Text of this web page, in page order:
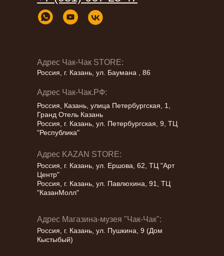
Республика
Телефон:+7 (951) 067-25-47
"КазанМолл"
Телефон:+7 (951) 067-25-47
Кыстыбый)
Республика (вход с улицы)
Россия, г. Казань, ул. Баумана , 86
Адрес Чак-Чак STORE:
Россия, Казань, улица Петербургская, 1,
Гранд Отель Казань
Россия, г. Казань, ул. Петербургская, 9, ТЦ
"Республика"
Адрес Чак-Чак.РФ:
Россия, г. Казань, ул. Ершова, 62, ТЦ "Арт
Центр"
Россия, г. Казань, ул. Павлюхина, 91, ТЦ
"КазанМолл"
Адрес KAZAN STORE:
Россия, г. Казань, ул. Пушкина, 9 (Дом
Кыстыбый)
Адрес Магазина-музея "Чак-Чак":